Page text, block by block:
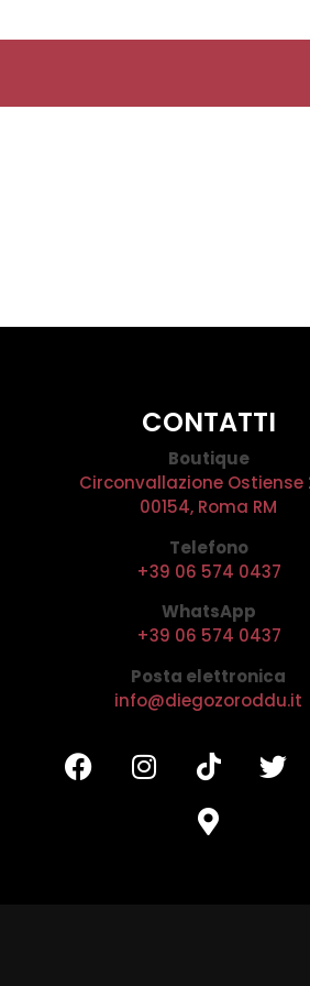
CONTATTI
Boutique
Circonvallazione Ostiense
00154, Roma RM
Telefono
+39 06 574 0437
WhatsApp
+39 06 574 0437
Posta elettronica
info@diegozoroddu.it